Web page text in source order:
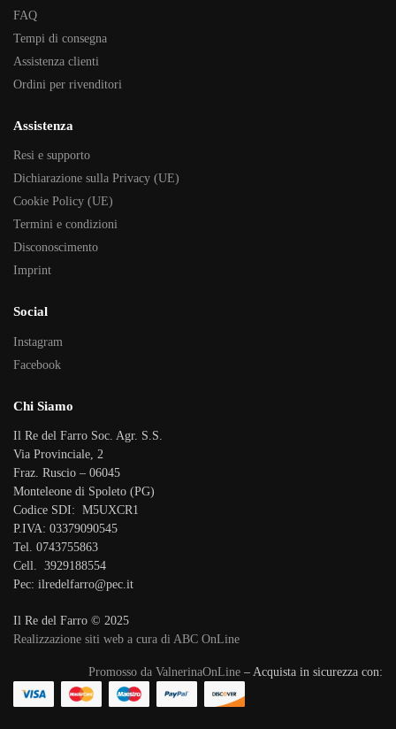
FAQ
Tempi di consegna
Assistenza clienti
Ordini per rivenditori
Assistenza
Resi e supporto
Dichiarazione sulla Privacy (UE)
Cookie Policy (UE)
Termini e condizioni
Disconoscimento
Imprint
Social
Instagram
Facebook
Chi Siamo
Il Re del Farro Soc. Agr. S.S.
Via Provinciale, 2
Fraz. Ruscio – 06045
Monteleone di Spoleto (PG)
Codice SDI: M5UXCR1
P.IVA: 03379090545
Tel. 0743755863
Cell. 3929188554
Pec: ilredelfarro@pec.it
Il Re del Farro © 2025
Realizzazione siti web a cura di ABC OnLine
Promosso da ValnerinaOnLine – Acquista in sicurezza con: